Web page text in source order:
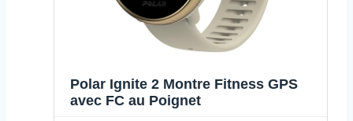
Polar Ignite 2 Montre Fitness GPS
avec FC au Poignet